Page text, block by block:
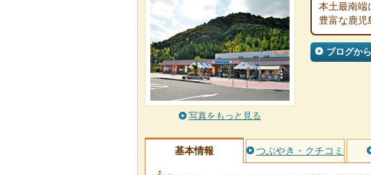
写真をもっと見る
本土最南端
豊富な鹿児
ブログか
基本情報 つぶやき・クチコミ